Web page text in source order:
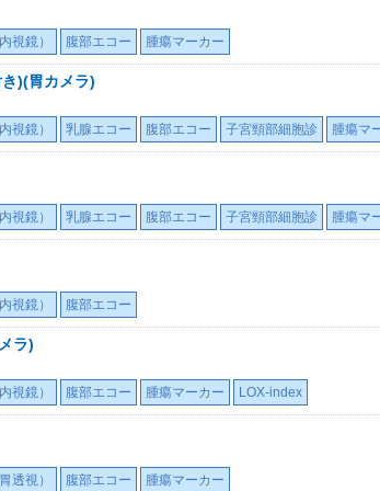
視鏡） 腹部エコー 腫瘍マーカー
)(胃カメラ)
視鏡） 乳腺エコー 腹部エコー 子宮頸部細胞診 腫瘍マ
視鏡） 乳腺エコー 腹部エコー 子宮頸部細胞診 腫瘍マ
視鏡） 腹部エコー
ラ)
視鏡） 腹部エコー 腫瘍マーカー LOX-index
透視） 腹部エコー 腫瘍マーカー